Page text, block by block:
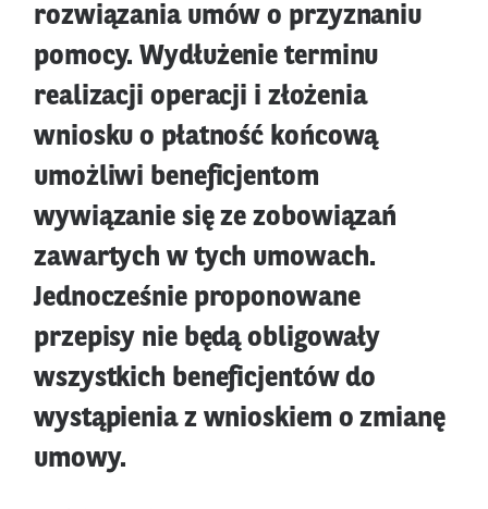
rozwiązania umów o przyznaniu
pomocy. Wydłużenie terminu
realizacji operacji i złożenia
wniosku o płatność końcową
umożliwi beneficjentom
wywiązanie się ze zobowiązań
zawartych w tych umowach.
Jednocześnie proponowane
przepisy nie będą obligowały
wszystkich beneficjentów do
wystąpienia z wnioskiem o zmianę
umowy.